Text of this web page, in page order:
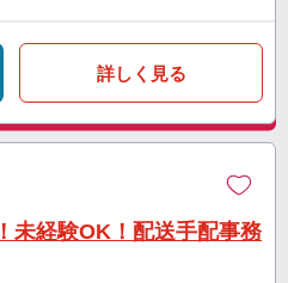
詳しく見る
未経験OK！配送手配事務